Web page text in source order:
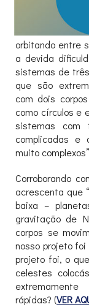
orbitando entre
a devida
sistemas de
que são
com dois
como círculos e
sistemas com
complicadas e
muito
Corroborando
acrescenta que
baixa –
gravitação de
corpos se
nosso projeto
projeto foi, o
celestes
rápidas? (VER